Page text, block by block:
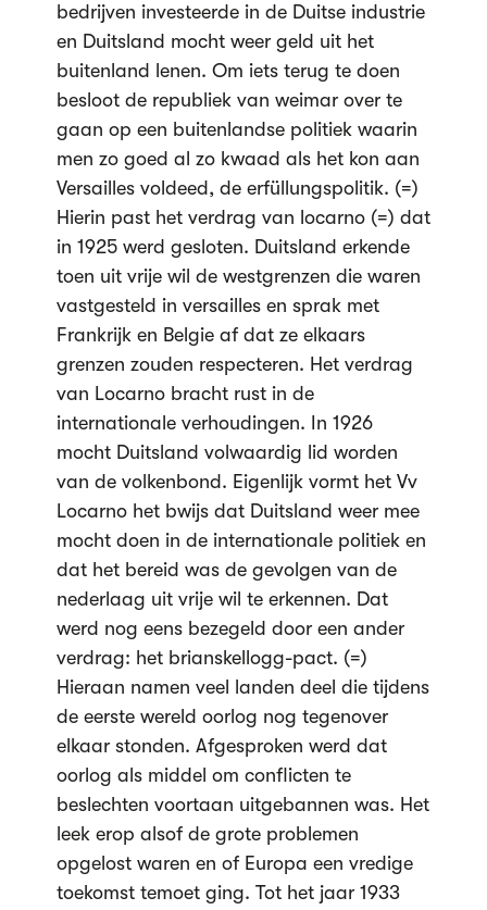
bedrijven investeerde in de Duitse industrie
en Duitsland mocht weer geld uit het
buitenland lenen. Om iets terug te doen
besloot de republiek van weimar over te
gaan op een buitenlandse politiek waarin
men zo goed al zo kwaad als het kon aan
Versailles voldeed, de erfüllungspolitik. (=)
Hierin past het verdrag van locarno (=) dat
in 1925 werd gesloten. Duitsland erkende
toen uit vrije wil de westgrenzen die waren
vastgesteld in versailles en sprak met
Frankrijk en Belgie af dat ze elkaars
grenzen zouden respecteren. Het verdrag
van Locarno bracht rust in de
internationale verhoudingen. In 1926
mocht Duitsland volwaardig lid worden
van de volkenbond. Eigenlijk vormt het Vv
Locarno het bwijs dat Duitsland weer mee
mocht doen in de internationale politiek en
dat het bereid was de gevolgen van de
nederlaag uit vrije wil te erkennen. Dat
werd nog eens bezegeld door een ander
verdrag: het brianskellogg-pact. (=)
Hieraan namen veel landen deel die tijdens
de eerste wereld oorlog nog tegenover
elkaar stonden. Afgesproken werd dat
oorlog als middel om conflicten te
beslechten voortaan uitgebannen was. Het
leek erop alsof de grote problemen
opgelost waren en of Europa een vredige
toekomst temoet ging. Tot het jaar 1933